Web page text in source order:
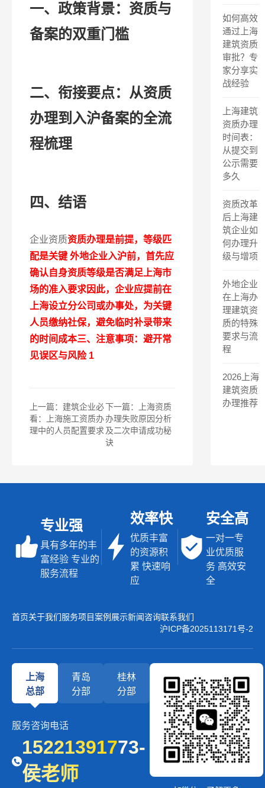
一、政策背景：资质与
备案的双重门槛
二、衔接要点：从资质
办理到入沪备案的全流
程梳理
四、结语
企业资质资质办理是前提，等级匹
配是关键 外地企业入沪前，首先应
确认自身资质等级是否满足上海市
场的准入要求因此，企业应提前在
上海设立分公司或办事处，为关键
人员缴纳社保，避免临时补录带来
的时间成本三、注意事项：避开常
见误区与风险 1
上一篇：建筑企业必
看：上海施工资质办
理中的人员配置要求
下一篇：上海资质
办理失败原因分析
及二次申请成功秘
诀
如何高效
通过上海
建筑资质
审批？专
家分享实
战经验
上海建筑
资质办理
时间表：
从提交到
公示需要
多久
资质改革
后上海建
筑企业如
何办理升
级与增项
外地企业
在上海办
理建筑资
质的特殊
要求与流
程
2026上海
建筑资质
办理推荐
专业强
具有多年的丰
富经验 专业的
服务流程
效率快
优质丰富
的资源积
累 快速响
应
安全高
一对一专
业优质服
务 高效安
全
首页关于我们服务项目案例展示新闻咨询联系我们
沪ICP备2025113171号-2
上海
总部
青岛
分部
桂林
分部
服务咨询电话
15221391773-
侯老师